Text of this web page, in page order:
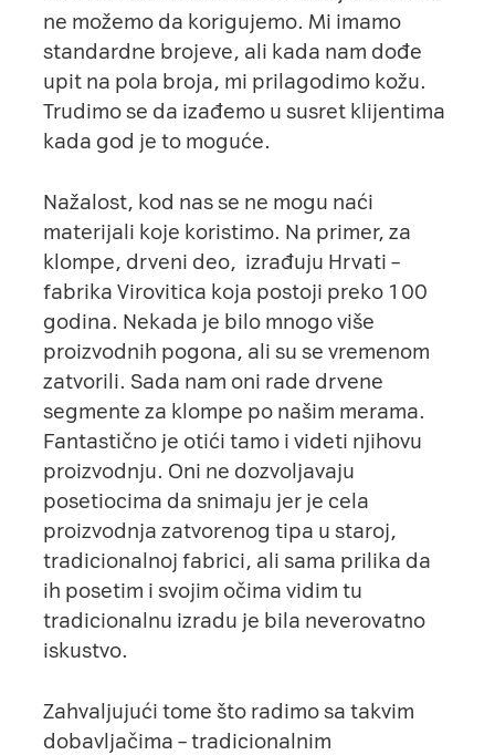
ne možemo da korigujemo. Mi imamo
standardne brojeve, ali kada nam dođe
upit na pola broja, mi prilagodimo kožu.
Trudimo se da izađemo u susret klijentima
kada god je to moguće.
Nažalost, kod nas se ne mogu naći
materijali koje koristimo. Na primer, za
klompe, drveni deo, izrađuju Hrvati –
fabrika Virovitica koja postoji preko 100
godina. Nekada je bilo mnogo više
proizvodnih pogona, ali su se vremenom
zatvorili. Sada nam oni rade drvene
segmente za klompe po našim merama.
Fantastično je otići tamo i videti njihovu
proizvodnju. Oni ne dozvoljavaju
posetiocima da snimaju jer je cela
proizvodnja zatvorenog tipa u staroj,
tradicionalnoj fabrici, ali sama prilika da
ih posetim i svojim očima vidim tu
tradicionalnu izradu je bila neverovatno
iskustvo.
Zahvaljujući tome što radimo sa takvim
dobavljačima – tradicionalnim